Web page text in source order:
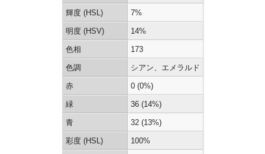
輝度 (HSL) 7%
明度 (HSV) 14%
色相 173
色調 シアン、エメラルド
赤 0 (0%)
緑 36 (14%)
青 32 (13%)
彩度 (HSL) 100%